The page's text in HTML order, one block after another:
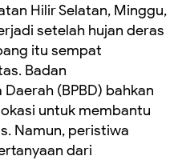
Hilir Selatan, Minggu,
setelah hujan deras
itu sempat
Badan
(BPBD) bahkan
untuk membantu
Namun, peristiwa
dari